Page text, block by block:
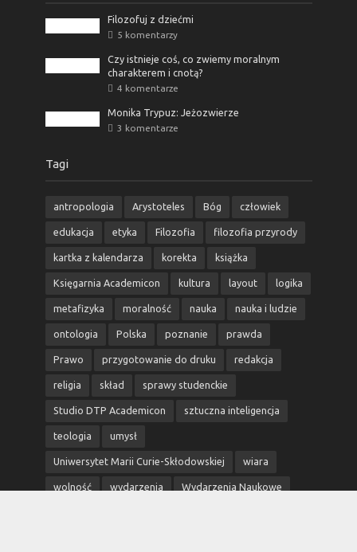
Filozofuj z dziećmi
5 komentarzy
Czy istnieje coś, co zwiemy moralnym
charakterem i cnotą?
4 komentarze
Monika Trypuz: Jeżozwierze
3 komentarze
Tagi
antropologia Arystoteles Bóg człowiek
edukacja etyka Filozofia filozofia przyrody
kartka z kalendarza korekta książka
Księgarnia Academicon kultura layout logika
metafizyka moralność nauka nauka i ludzie
ontologia Polska poznanie prawda
Prawo przygotowanie do druku redakcja
religia skład sprawy studenckie
Studio DTP Academicon sztuczna inteligencja
teologia umysł
Uniwersytet Marii Curie-Skłodowskiej wiara
wolność wydarzenia Wydarzenia Naukowe